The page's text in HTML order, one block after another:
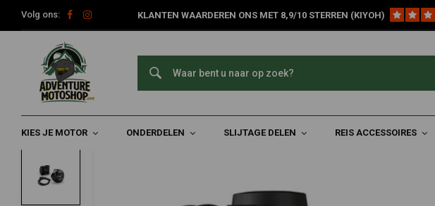
Volg ons: KLANTEN WAARDEREN ONS MET 8,9/10 STERREN (KIYOH)
KIES JE MOTOR ONDERDELEN SLIJTAGE DELEN REIS ACCESSOIRES
Home Onderdelen Motorfiets Verlichting Montage & Toebehoor SoundBomb™ V-
DENALI
SoundBomb™ V-Twin Tweetonige Luchthoorn Met Deksel
0/5 (0 reviews)